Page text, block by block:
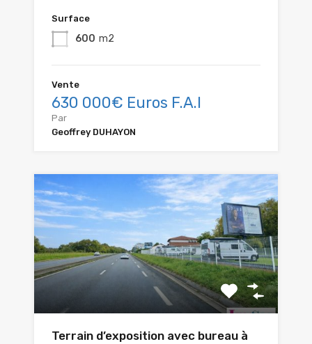
Surface
600 m2
Vente
630 000€ Euros F.A.I
Par
Geoffrey DUHAYON
Terrain d’exposition avec bureau à